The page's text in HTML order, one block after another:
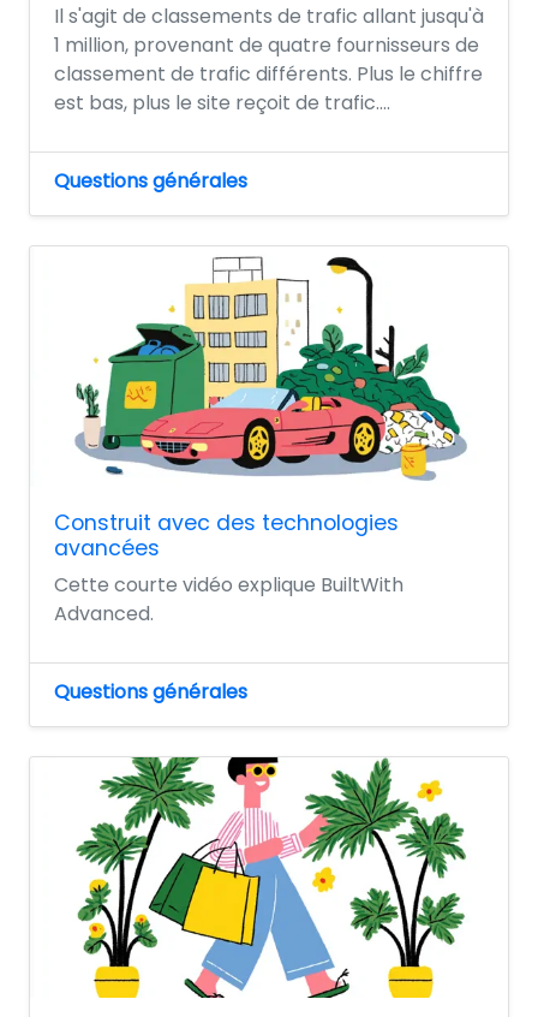
Il s'agit de classements de trafic allant jusqu'à
1 million, provenant de quatre fournisseurs de
classement de trafic différents. Plus le chiffre
est bas, plus le site reçoit de trafic....
Questions générales
Construit avec des technologies
avancées
Cette courte vidéo explique BuiltWith
Advanced.
Questions générales